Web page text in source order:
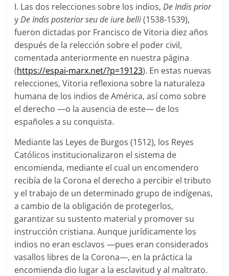
I. Las dos relecciones sobre los indios,De Indis prior
yDe Indis posterior seu de iure belli(1538-1539),
fueron dictadas por Francisco de Vitoria diez años
después de la relección sobre el poder civil,
comentada anteriormente en nuestra página
(https://espai-marx.net/?p=19123). En estas nuevas
relecciones, Vitoria reflexiona sobre la naturaleza
humana de los indios de América, así como sobre
el derecho —o la ausencia de este— de los
españoles a su conquista.
Mediante las Leyes de Burgos (1512), los Reyes
Católicos institucionalizaron el sistema de
encomienda, mediante el cual un encomendero
recibía de la Corona el derecho a percibir el tributo
y el trabajo de un determinado grupo de indígenas,
a cambio de la obligación de protegerlos,
garantizar su sustento material y promover su
instrucción cristiana. Aunque jurídicamente los
indios no eran esclavos —pues eran considerados
vasallos libres de la Corona—, en la práctica la
encomienda dio lugar a la esclavitud y al maltrato.